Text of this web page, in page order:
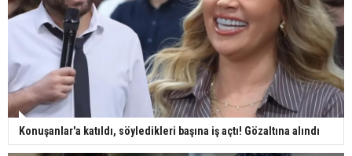
Konuşanlar'a katıldı, söyledikleri başına iş açtı! Gözaltına alındı